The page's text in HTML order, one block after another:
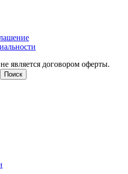
является договором оферты.
Поиск